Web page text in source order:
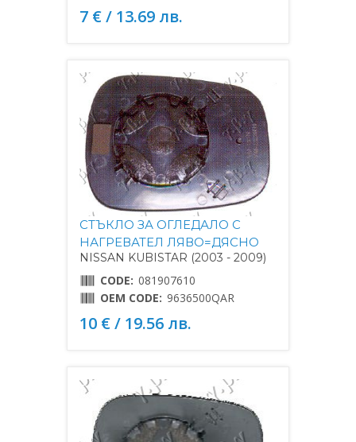
7 € / 13.69 лв.
СТЪКЛО ЗА ОГЛЕДАЛО С
НАГРЕВАТЕЛ ЛЯВО=ДЯСНО
NISSAN KUBISTAR (2003 - 2009)
CODE: 081907610
OEM CODE: 9636500QAR
10 € / 19.56 лв.